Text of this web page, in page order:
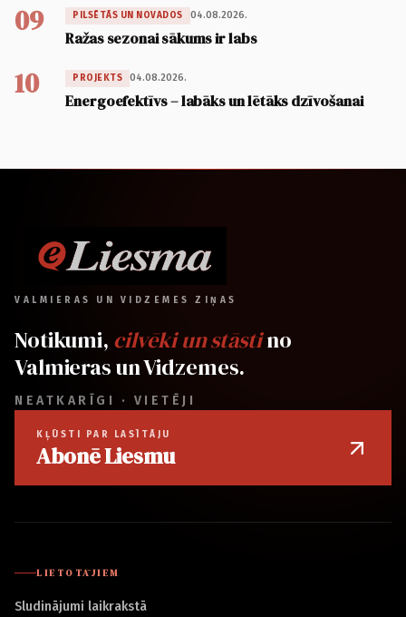
09 PILSĒTĀS UN NOVADOS 04.08.2026.
Ražas sezonai sākums ir labs
10 PROJEKTS 04.08.2026.
Energoefektīvs – labāks un lētāks dzīvošanai
VALMIERAS UN VIDZEMES ZIŅAS
Notikumi, cilvēki un stāstino
Valmieras un Vidzemes.
NEATKARĪGI · VIETĒJI
KĻŪSTI PAR LASĪTĀJU
Abonē Liesmu
LIETOTĀJIEM
Sludinājumi laikrakstā